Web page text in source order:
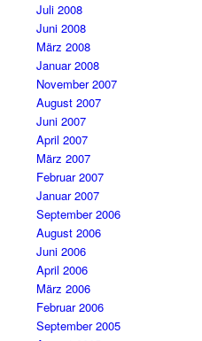
Juli 2008
Juni 2008
März 2008
Januar 2008
November 2007
August 2007
Juni 2007
April 2007
März 2007
Februar 2007
Januar 2007
September 2006
August 2006
Juni 2006
April 2006
März 2006
Februar 2006
September 2005